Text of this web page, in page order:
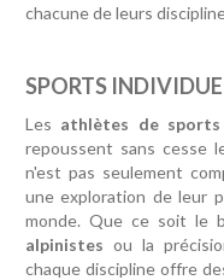
chacune de leurs
SPORTS
Les athlètes de sports
repoussent sans cesse
n'est pas seulement
une exploration de leur
monde. Que ce soit le
alpinistesou la
chaque discipline offre